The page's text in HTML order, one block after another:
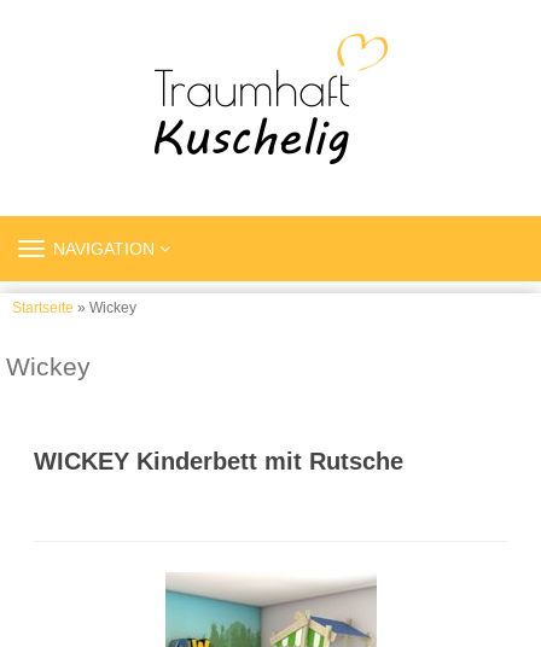
TOGGLE
NAVIGATION
Startseite » Wickey
Wickey
WICKEY Kinderbett mit Rutsche